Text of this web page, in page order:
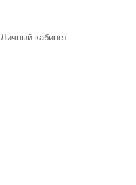
Личный кабинет